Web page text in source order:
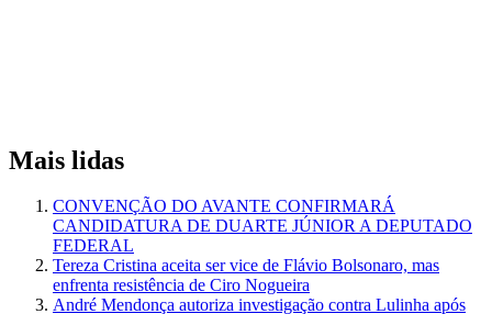
Mais lidas
CONVENÇÃO DO AVANTE CONFIRMARÁ
CANDIDATURA DE DUARTE JÚNIOR A DEPUTADO
FEDERAL
Tereza Cristina aceita ser vice de Flávio Bolsonaro, mas
enfrenta resistência de Ciro Nogueira
André Mendonça autoriza investigação contra Lulinha após